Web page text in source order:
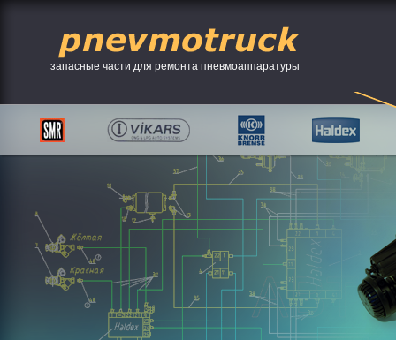
запасные части для ремонта пневмоаппаратуры